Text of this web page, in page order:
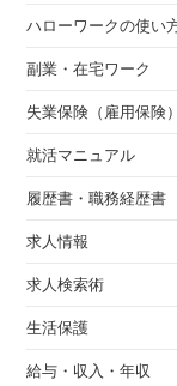
ハローワークの使い
副業・在宅ワーク
失業保険（雇用保険）
就活マニュアル
履歴書・職務経歴書
求人情報
求人検索術
生活保護
給与・収入・年収